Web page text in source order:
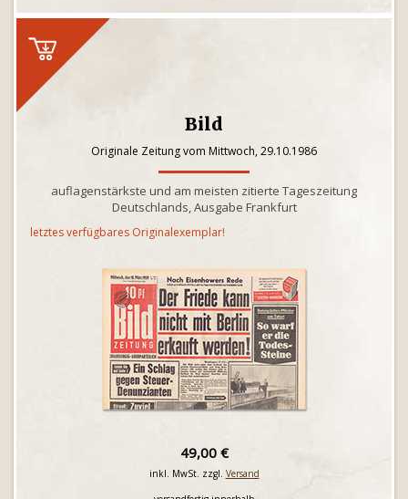
Bild
Originale Zeitung vom Mittwoch, 29.10.1986
auflagenstärkste und am meisten zitierte Tageszeitung
Deutschlands, Ausgabe Frankfurt
letztes verfügbares Originalexemplar!
49,00 €
inkl. MwSt. zzgl. Versand